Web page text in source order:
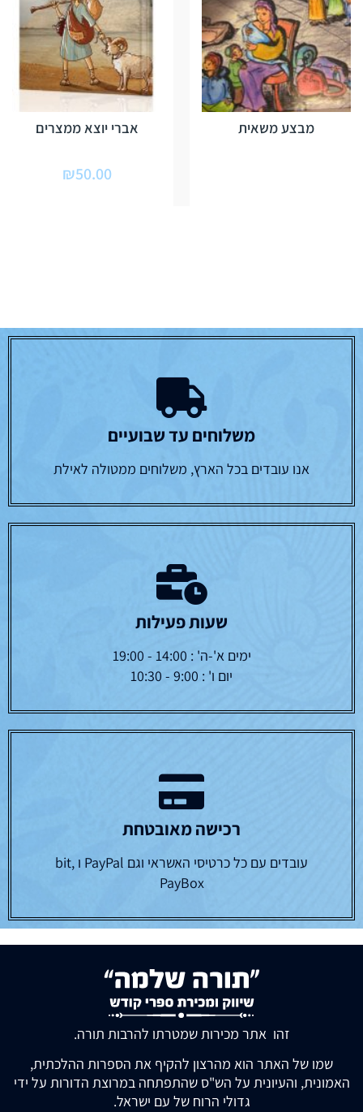
מבצע משאית אברי יוצא ממצרים
₪50.00
משלוחים עד שבועיים
אנו עובדים בכל הארץ, משלוחים ממטולה לאילת
שעות פעילות
ימים א'-ה' : 14:00 - 19:00
יום ו' : 9:00 - 10:30
רכישה מאובטחת
עובדים עם כל כרטיסי האשראי וגם PayPal ו bit,
PayBox
זהו אתר מכירות שמטרתו להרבות תורה.
שמו של האתר הוא מהרצון להקיף את הספרות ההלכתית,
האמונית, והעיונית על הש"ס שהתפתחה במרוצת הדורות על ידי
גדולי הרוח של עם ישראל.